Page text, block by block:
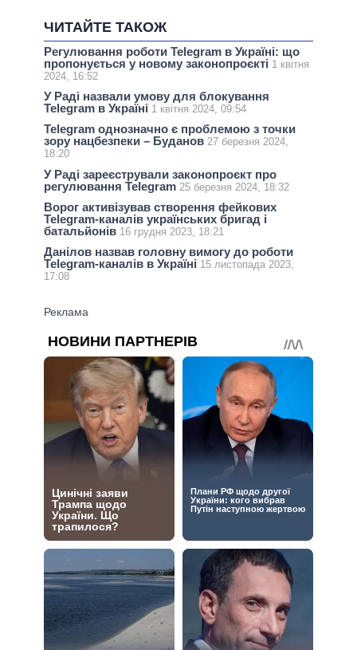
ЧИТАЙТЕ ТАКОЖ
Регулювання роботи Telegram в Україні: що
пропонується у новому законопроєкті 1 квітня
2024, 16:52
У Раді назвали умову для блокування
Telegram в Україні 1 квітня 2024, 09:54
Telegram однозначно є проблемою з точки
зору нацбезпеки – Буданов 27 березня 2024,
18:20
У Раді зареєстрували законопроєкт про
регулювання Telegram 25 березня 2024, 18:32
Ворог активізував створення фейкових
Telegram-каналів українських бригад і
батальйонів 16 грудня 2023, 18:21
Данілов назвав головну вимогу до роботи
Telegram-каналів в Україні 15 листопада 2023,
17:08